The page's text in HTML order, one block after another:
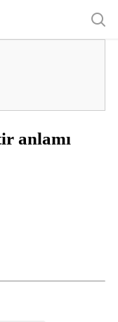
anlamı